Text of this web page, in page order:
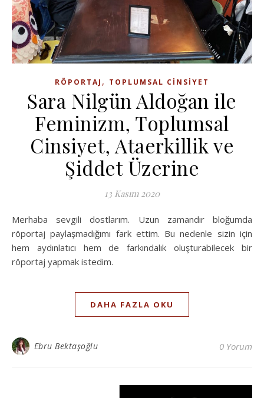
RÖPORTAJ , TOPLUMSAL CINSIYET
Sara Nilgün Aldoğan ile
Feminizm, Toplumsal
Cinsiyet, Ataerkillik ve
Şiddet Üzerine
13 Kasım 2020
Merhaba sevgili dostlarım. Uzun zamandır bloğumda
röportaj paylaşmadığımı fark ettim. Bu nedenle sizin için
hem aydınlatıcı hem de farkındalık oluşturabilecek bir
röportaj yapmak istedim.
DAHA FAZLA OKU
Ebru Bektaşoğlu 0 Yorum